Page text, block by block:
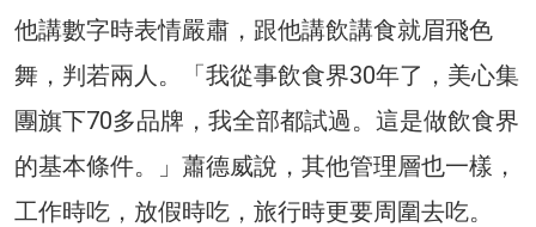
他講數字時表情嚴肅，跟他講飲講食就眉飛色
舞，判若兩人。「我從事飲食界30年了，美心集
團旗下70多品牌，我全部都試過。這是做飲食界
的基本條件。」蕭德威說，其他管理層也一樣，
工作時吃，放假時吃，旅行時更要周圍去吃。